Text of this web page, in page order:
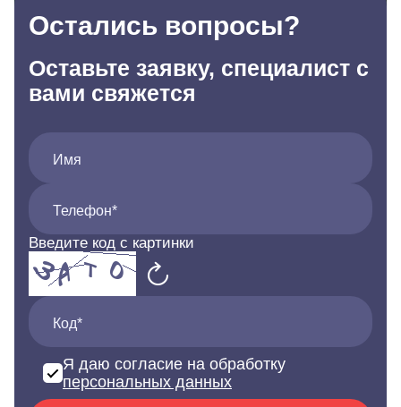
Остались вопросы?
Оставьте заявку, специалист с
вами свяжется
Имя
Телефон*
Введите код с картинки
Код*
Я даю согласие на обработку
персональных данных